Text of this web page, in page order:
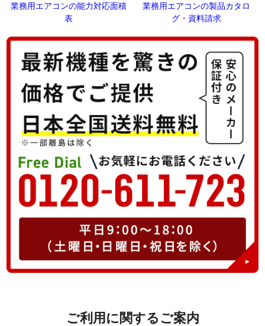
業務用エアコンの能力対応面積
表
業務用エアコンの製品カタロ
グ・資料請求
ご利用に関するご案内